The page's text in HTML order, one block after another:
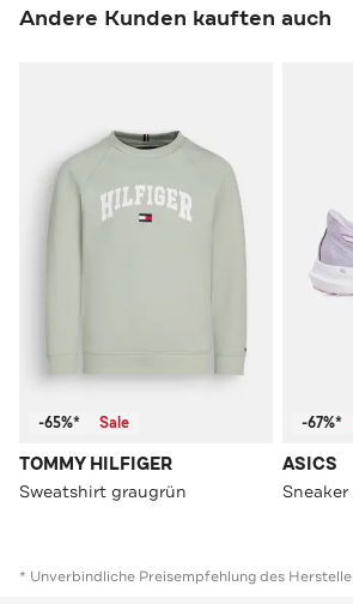
Andere Kunden kauften auch
-65%* Sale
TOMMY HILFIGER
Sweatshirt graugrün
-67%*
ASICS
* Unverbindliche Preisempfehlung des